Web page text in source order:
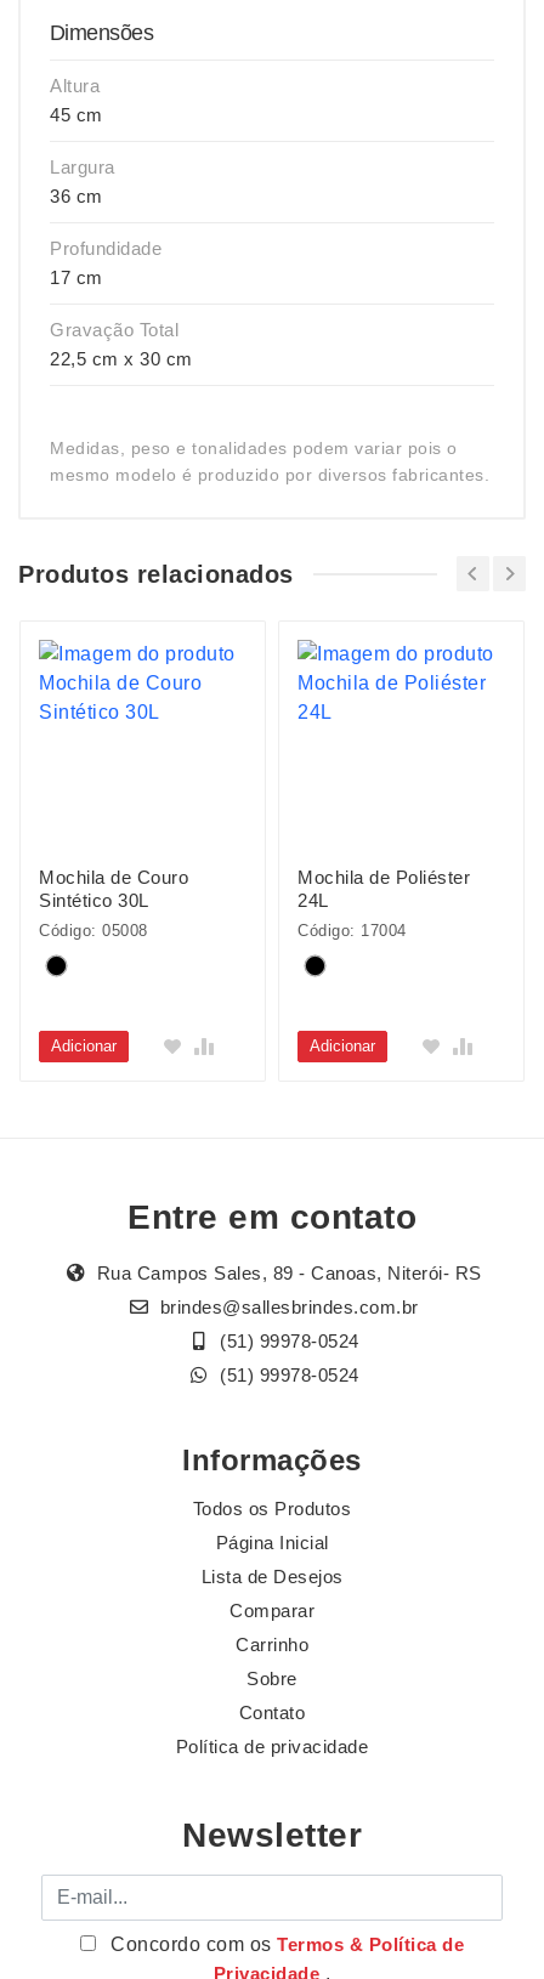
Dimensões
Altura
45 cm
Largura
36 cm
Profundidade
17 cm
Gravação Total
22,5 cm x 30 cm
Medidas, peso e tonalidades podem variar pois o
mesmo modelo é produzido por diversos fabricantes.
Produtos relacionados
Mochila de Couro
Sintético 30L
Código: 05008
Adicionar
Mochila de Poliéster
24L
Código: 17004
Adicionar
Entre em contato
Rua Campos Sales, 89 - Canoas, Niterói- RS
brindes@sallesbrindes.com.br
(51) 99978-0524
(51) 99978-0524
Informações
Todos os Produtos
Página Inicial
Lista de Desejos
Comparar
Carrinho
Sobre
Contato
Política de privacidade
Newsletter
E-mail
Concordo com osTermos & Política de
Privacidade .